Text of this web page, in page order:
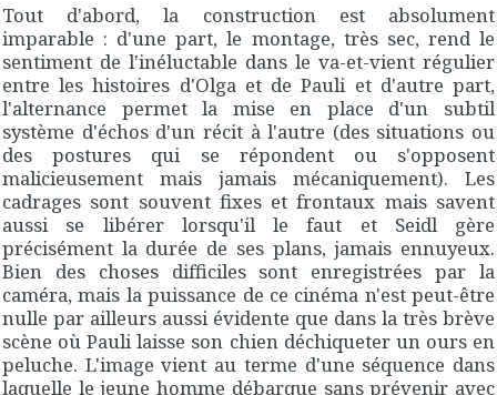
Tout d'abord, la construction est absolument
imparable : d'une part, le montage, très sec, rend le
sentiment de l'inéluctable dans le va-et-vient régulier
entre les histoires d'Olga et de Pauli et d'autre part,
l'alternance permet la mise en place d'un subtil
système d'échos d'un récit à l'autre (des situations ou
des postures qui se répondent ou s'opposent
malicieusement mais jamais mécaniquement). Les
cadrages sont souvent fixes et frontaux mais savent
aussi se libérer lorsqu'il le faut et Seidl gère
précisément la durée de ses plans, jamais ennuyeux.
Bien des choses difficiles sont enregistrées par la
caméra, mais la puissance de ce cinéma n'est peut-être
nulle par ailleurs aussi évidente que dans la très brève
scène où Pauli laisse son chien déchiqueter un ours en
peluche. L'image vient au terme d'une séquence dans
laquelle le jeune homme débarque sans prévenir avec